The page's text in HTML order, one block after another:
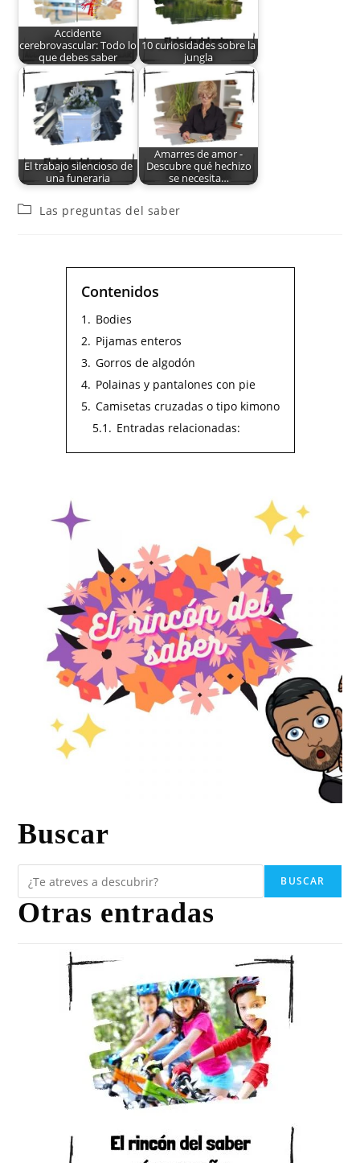
Accidente
cerebrovascular: Todo lo
que debes saber
10 curiosidades sobre la
jungla
El trabajo silencioso de
una funeraria
Amarres de amor -
Descubre qué hechizo
se necesita…
Las preguntas del saber
Contenidos
1. Bodies
2. Pijamas enteros
3. Gorros de algodón
4. Polainas y pantalones con pie
5. Camisetas cruzadas o tipo kimono
5.1. Entradas relacionadas:
Buscar
BUSCAR
Otras entradas